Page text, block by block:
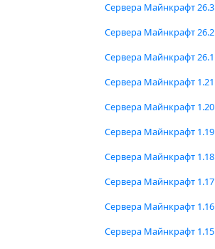
Сервера Майнкрафт 26.3
Сервера Майнкрафт 26.2
Сервера Майнкрафт 26.1
Сервера Майнкрафт 1.21
Сервера Майнкрафт 1.20
Сервера Майнкрафт 1.19
Сервера Майнкрафт 1.18
Сервера Майнкрафт 1.17
Сервера Майнкрафт 1.16
Сервера Майнкрафт 1.15